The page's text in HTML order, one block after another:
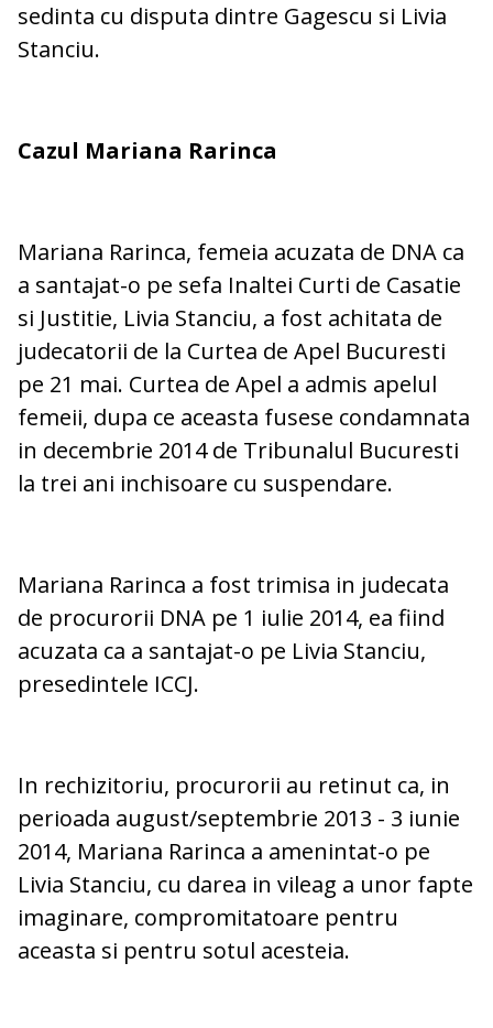
sedinta cu disputa dintre Gagescu si Livia
Stanciu.
Cazul Mariana Rarinca
Mariana Rarinca, femeia acuzata de DNA ca
a santajat-o pe sefa Inaltei Curti de Casatie
si Justitie, Livia Stanciu, a fost achitata de
judecatorii de la Curtea de Apel Bucuresti
pe 21 mai. Curtea de Apel a admis apelul
femeii, dupa ce aceasta fusese condamnata
in decembrie 2014 de Tribunalul Bucuresti
la trei ani inchisoare cu suspendare.
Mariana Rarinca a fost trimisa in judecata
de procurorii DNA pe 1 iulie 2014, ea fiind
acuzata ca a santajat-o pe Livia Stanciu,
presedintele ICCJ.
In rechizitoriu, procurorii au retinut ca, in
perioada august/septembrie 2013 - 3 iunie
2014, Mariana Rarinca a amenintat-o pe
Livia Stanciu, cu darea in vileag a unor fapte
imaginare, compromitatoare pentru
aceasta si pentru sotul acesteia.